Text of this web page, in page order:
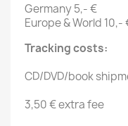
Germany 5,- €
Europe & World 10,-
Tracking costs:
CD/DVD/book
3,50 € extra fee